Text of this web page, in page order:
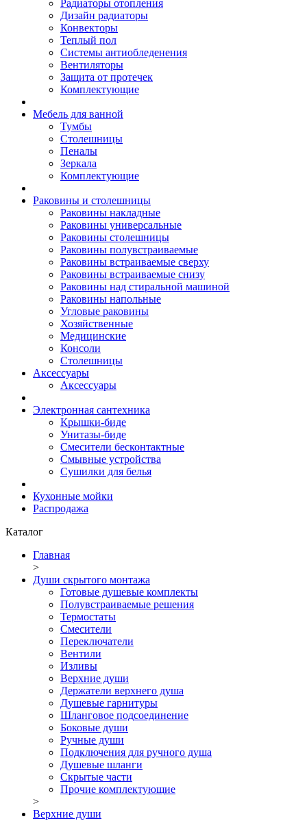
Радиаторы отопления
Дизайн радиаторы
Конвекторы
Теплый пол
Системы антиобледенения
Вентиляторы
Защита от протечек
Комплектующие
Мебель для ванной
Тумбы
Столешницы
Пеналы
Зеркала
Комплектующие
Раковины и столешницы
Раковины накладные
Раковины универсальные
Раковины столешницы
Раковины полувстраиваемые
Раковины встраиваемые сверху
Раковины встраиваемые снизу
Раковины над стиральной машиной
Раковины напольные
Угловые раковины
Хозяйственные
Медицинские
Консоли
Столешницы
Аксессуары
Аксессуары
Электронная сантехника
Крышки-биде
Унитазы-биде
Смесители бесконтактные
Смывные устройства
Сушилки для белья
Кухонные мойки
Распродажа
Каталог
Главная
>
Души скрытого монтажа
Готовые душевые комплекты
Полувстраиваемые решения
Термостаты
Смесители
Переключатели
Вентили
Изливы
Верхние души
Держатели верхнего душа
Душевые гарнитуры
Шланговое подсоединение
Боковые души
Ручные души
Подключения для ручного душа
Душевые шланги
Скрытые части
Прочие комплектующие
>
Верхние души